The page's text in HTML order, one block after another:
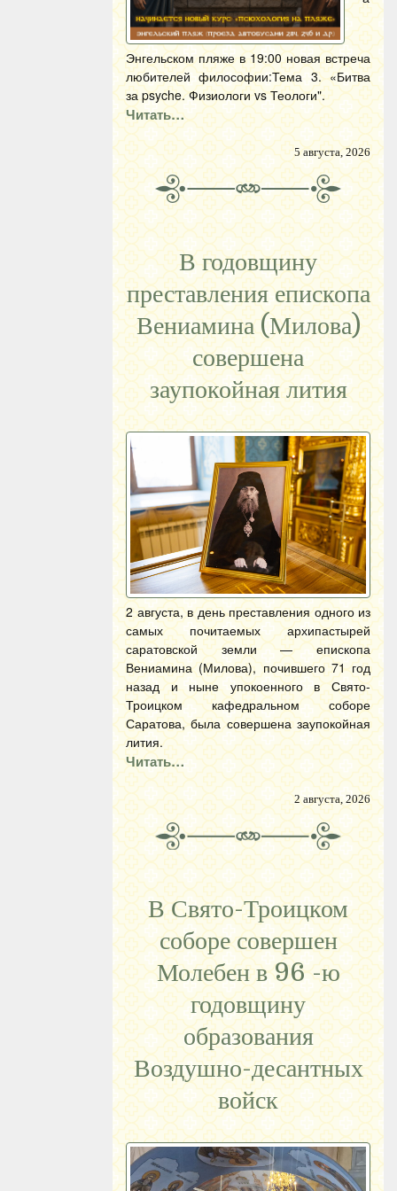
Энгельском пляже в 19:00 новая встреча
любителей философии:Тема 3. «Битва
за psyche. Физиологи vs Теологи".
Читать…
5 августа, 2026
В годовщину
преставления епископа
Вениамина (Милова)
совершена
заупокойная лития
2 августа, в день преставления одного из
самых почитаемых архипастырей
саратовской земли — епископа
Вениамина (Милова), почившего 71 год
назад и ныне упокоенного в Свято-
Троицком кафедральном соборе
Саратова, была совершена заупокойная
лития.
Читать…
2 августа, 2026
В Свято-Троицком
соборе совершен
Молебен в 96 -ю
годовщину
образования
Воздушно-десантных
войск